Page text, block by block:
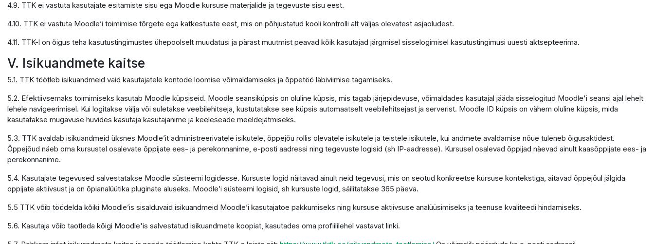
4.9. TTK ei vastuta kasutajate esitamiste sisu ega Moodle kursuse materjalide ja tegevuste sisu eest.
4.10. TTK ei vastuta Moodle’i toimimise tõrgete ega katkestuste eest, mis on põhjustatud kooli kontrolli alt väljas olevatest asjaoludest.
4.11. TTK-l on õigus teha kasutustingimustes ühepoolselt muudatusi ja pärast muutmist peavad kõik kasutajad järgmisel sisselogimisel kasutustingimusi uuesti aktsepteerima.
V. Isikuandmete kaitse
5.1. TTK töötleb isikuandmeid vaid kasutajatele kontode loomise võimaldamiseks ja õppetöö läbiviimise tagamiseks.
5.2. Efektiivsemaks toimimiseks kasutab Moodle küpsiseid. Moodle seansiküpsis on oluline küpsis, mis tagab järjepidevuse, võimaldades kasutajal jääda sisselogitud Moodle'i seansi ajal lehelt
lehele navigeerimisel. Kui logitakse välja või suletakse veebilehitseja, kustutatakse see küpsis automaatselt veebilehitsejast ja serverist. Moodle ID küpsis on vähem oluline küpsis, mida
kasutatakse mugavuse huvides kasutaja kasutajanime ja keeleseade meeldejätmiseks.
5.3. TTK avaldab isikuandmeid üksnes Moodle’it administreerivatele isikutele, õppejõu rollis olevatele isikutele ja teistele isikutele, kui andmete avaldamise nõue tuleneb õigusaktidest.
Õppejõud näeb oma kursustel osalevate õppijate ees- ja perekonnanime, e-posti aadressi ning tegevuste logisid (sh IP-aadresse). Kursusel osalevad õppijad näevad ainult kaasõppijate ees- ja
perekonnanime.
5.4. Kasutajate tegevused salvestatakse Moodle süsteemi logidesse. Kursuste logid näitavad ainult neid tegevusi, mis on seotud konkreetse kursuse kontekstiga, aitavad õppejõul jälgida
oppijate aktiivsust ja on õpianalüütika pluginate aluseks. Moodle’i süsteemi logisid, sh kursuste logid, säilitatakse 365 päeva.
5.5 TTK võib töödelda kõiki Moodle’is sisalduvaid isikuandmeid Moodle’i kasutajatoe pakkumiseks ning kursuse aktiivsuse analüüsimiseks ja teenuse kvaliteedi hindamiseks.
5.6. Kasutaja võib taotleda kõigi Moodle'is salvestatud isikuandmete koopiat, kasutades oma profiililehel vastavat linki.